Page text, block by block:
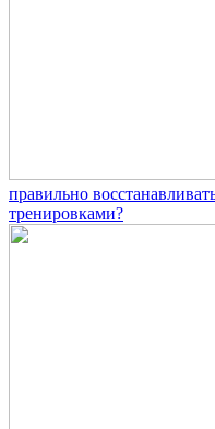
правильно
тренировками?